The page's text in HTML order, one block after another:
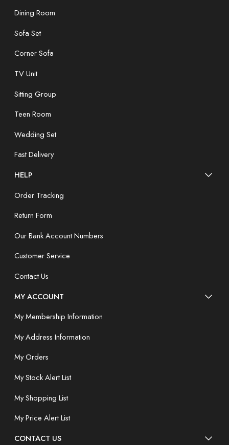
Dining Room
Sofa Set
Corner Sofa
TV Unit
Sitting Group
Teen Room
Wedding Set
Fast Delivery
HELP
Order Tracking
Return Form
Our Bank Account Numbers
Customer Service
Contact Us
MY ACCOUNT
My Membership Information
My Address Information
My Orders
My Stock Alert List
My Shopping List
My Price Alert List
CONTACT US